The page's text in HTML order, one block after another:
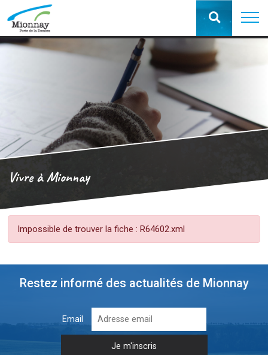
Vivre à Mionnay
Impossible de trouver la fiche : R64602.xml
Restez informé des actualités de Mionnay
Email